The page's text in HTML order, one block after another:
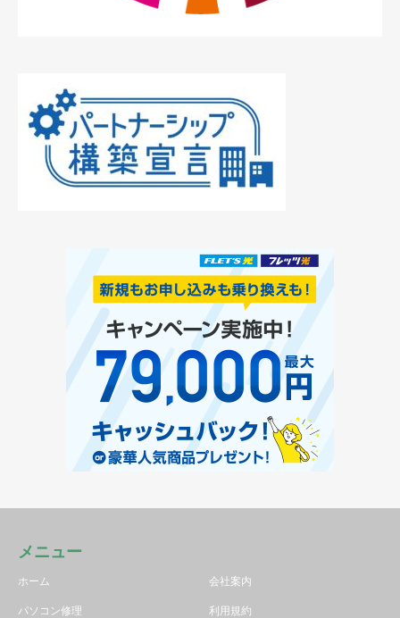
メニュー
ホーム 会社案内
パソコン修理 利用規約